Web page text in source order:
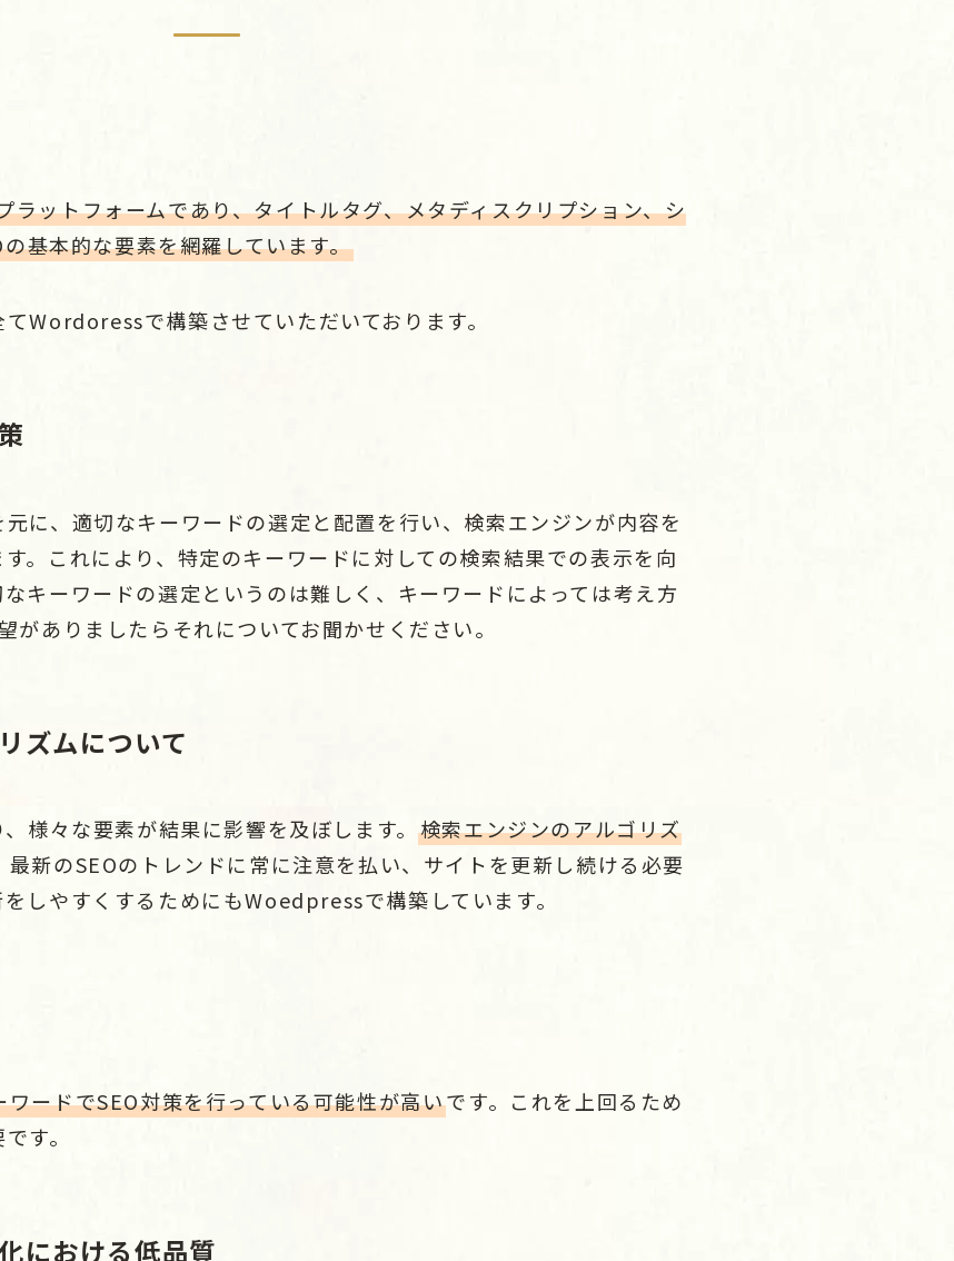
ットフォームであり、タイトルタグ、メタディスクリプション、シ
基本的な要素を網羅しています。
Wordoressで構築させていただいております。
に、適切なキーワードの選定と配置を行い、検索エンジンが内容を
。これにより、特定のキーワードに対しての検索結果での表示を向
キーワードの選定というのは難しく、キーワードによっては考え方
がありましたらそれについてお聞かせください。
ズムについて
様々な要素が結果に影響を及ぼします。 検索エンジンのアルゴリズ
最新のSEOのトレンドに常に注意を払い、サイトを更新し続ける必要
しやすくするためにもWoedpressで構築しています。
ードでSEO対策を行っている可能性が高いです。これを上回るため
す。
における低品質